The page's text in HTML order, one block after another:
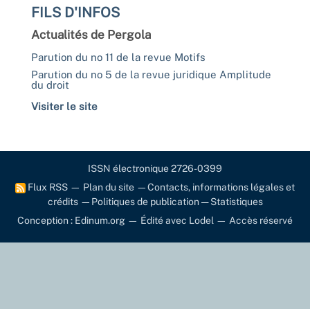
FILS D'INFOS
Actualités de Pergola
Parution du no 11 de la revue Motifs
Parution du no 5 de la revue juridique Amplitude
du droit
Visiter le site
ISSN électronique 2726-0399
Flux RSS — Plan du site —Contacts, informations légales et
crédits— Politiques de publication—Statistiques
Conception : Edinum.org — Édité avec Lodel — Accès réservé